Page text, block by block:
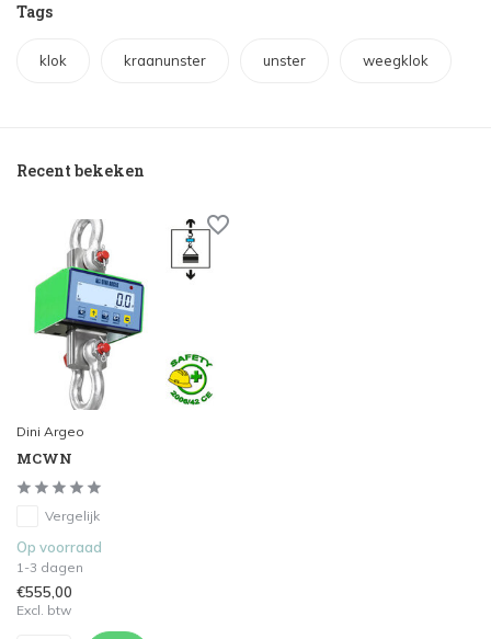
Tags
klok kraanunster unster weegklok
Recent bekeken
Dini Argeo
MCWN
Vergelijk
Op voorraad
1-3 dagen
€555,00
Excl. btw